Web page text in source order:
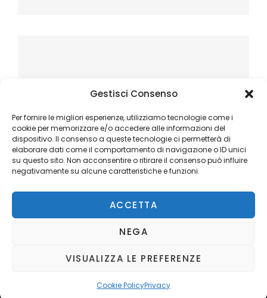
Gestisci Consenso
Per fornire le migliori esperienze, utilizziamo tecnologie come i
cookie per memorizzare e/o accedere alle informazioni del
dispositivo. Il consenso a queste tecnologie ci permetterà di
elaborare dati come il comportamento di navigazione o ID unici
su questo sito. Non acconsentire o ritirare il consenso può influire
negativamente su alcune caratteristiche e funzioni.
ACCETTA
NEGA
VISUALIZZA LE PREFERENZE
Cookie PolicyPrivacy
Copyright © 2026Ilblogger.it. All Rights Reserved.
Catch Mag byCatch Themes